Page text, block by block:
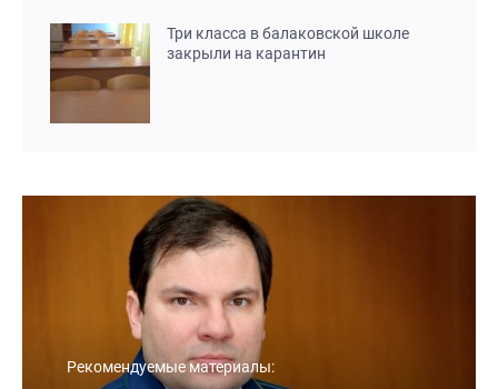
Три класса в балаковской школе
закрыли на карантин
Рекомендуемые материалы: